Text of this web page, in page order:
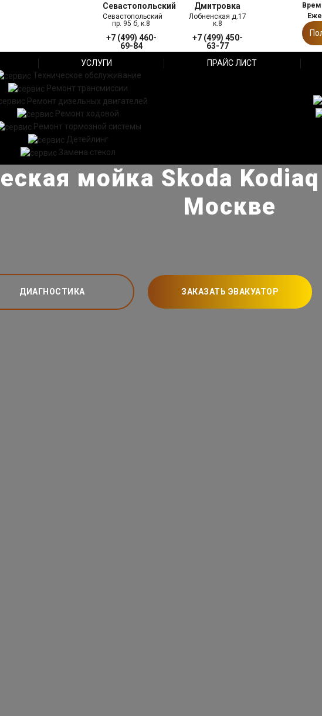
Севастопольский
Севастопольский
пр. 95 б, к.8
+7 (499) 460-
69-84
Дмитровка
Лобненская д.17
к.8
+7 (499) 450-
63-77
УСЛУГИ ПРАЙС ЛИСТ
Техническое обслуживание
Ремонт трансмиссии
Ремонт дизельных двигателей
Ремонт ходовой
Ремонт тормозной системы
Детейлинг
Замена стекол
мойка Skoda
Москве
ДИАГНОСТИКА ЗАКАЗАТЬ ЭВАКУАТОР